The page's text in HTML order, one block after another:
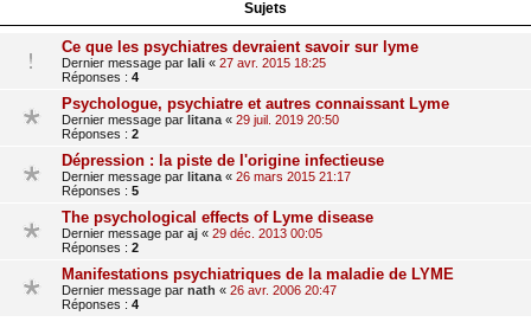
Sujets
Ce que les psychiatres devraient savoir sur lyme
Dernier message par lali « 27 avr. 2015 18:25
Réponses : 4
Psychologue, psychiatre et autres connaissant Lyme
Dernier message par litana « 29 juil. 2019 20:50
Réponses : 2
Dépression : la piste de l'origine infectieuse
Dernier message par litana « 26 mars 2015 21:17
Réponses : 5
The psychological effects of Lyme disease
Dernier message par aj « 29 déc. 2013 00:05
Réponses : 2
Manifestations psychiatriques de la maladie de LYME
Dernier message par nath « 26 avr. 2006 20:47
Réponses : 4